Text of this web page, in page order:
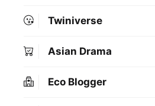
Twiniverse
Asian Drama
Eco Blogger